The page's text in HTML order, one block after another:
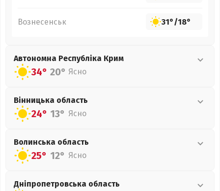
Вознесенськ 31°/18°
Автономна Республіка Крим
34° 20° Ясно
Вінницька область
24° 13° Ясно
Волинська область
25° 12° Ясно
Дніпропетровська область